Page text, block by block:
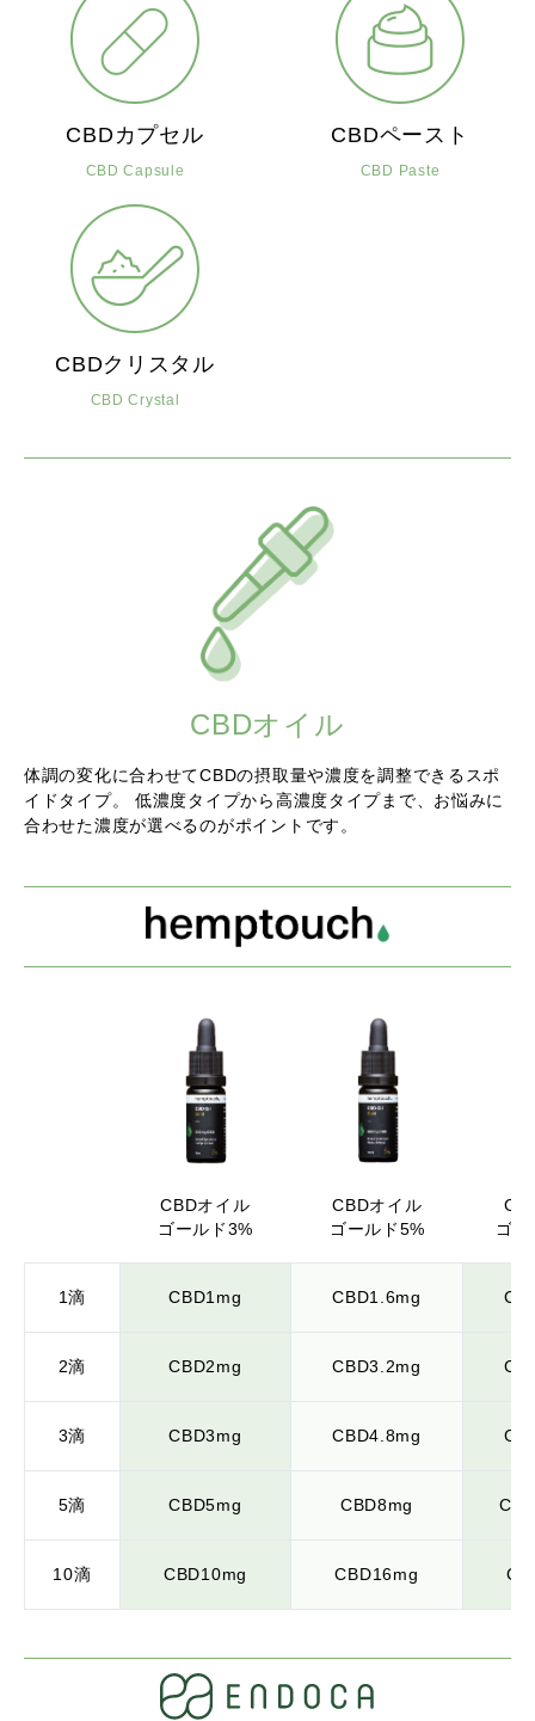
CBDカプセル
CBD Capsule
CBDペースト
CBD Paste
CBDクリスタル
CBD Crystal
CBDオイル
体調の変化に合わせてCBDの摂取量や濃度を調整できるスポ
イドタイプ。
低濃度タイプから高濃度タイプまで、お悩みに
合わせた濃度が選べるのがポイントです。
CBDオイル
ゴールド3%
CBDオイル
ゴールド5%
ゴ
1滴 CBD1mg CBD1.6mg
2滴 CBD2mg CBD3.2mg
3滴 CBD3mg CBD4.8mg
5滴 CBD5mg CBD8mg
10滴 CBD10mg CBD16mg